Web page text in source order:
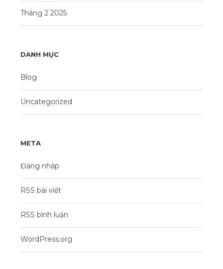
Tháng 2 2025
DANH MỤC
Blog
Uncategorized
META
Đăng nhập
RSS bài viết
RSS bình luận
WordPress.org